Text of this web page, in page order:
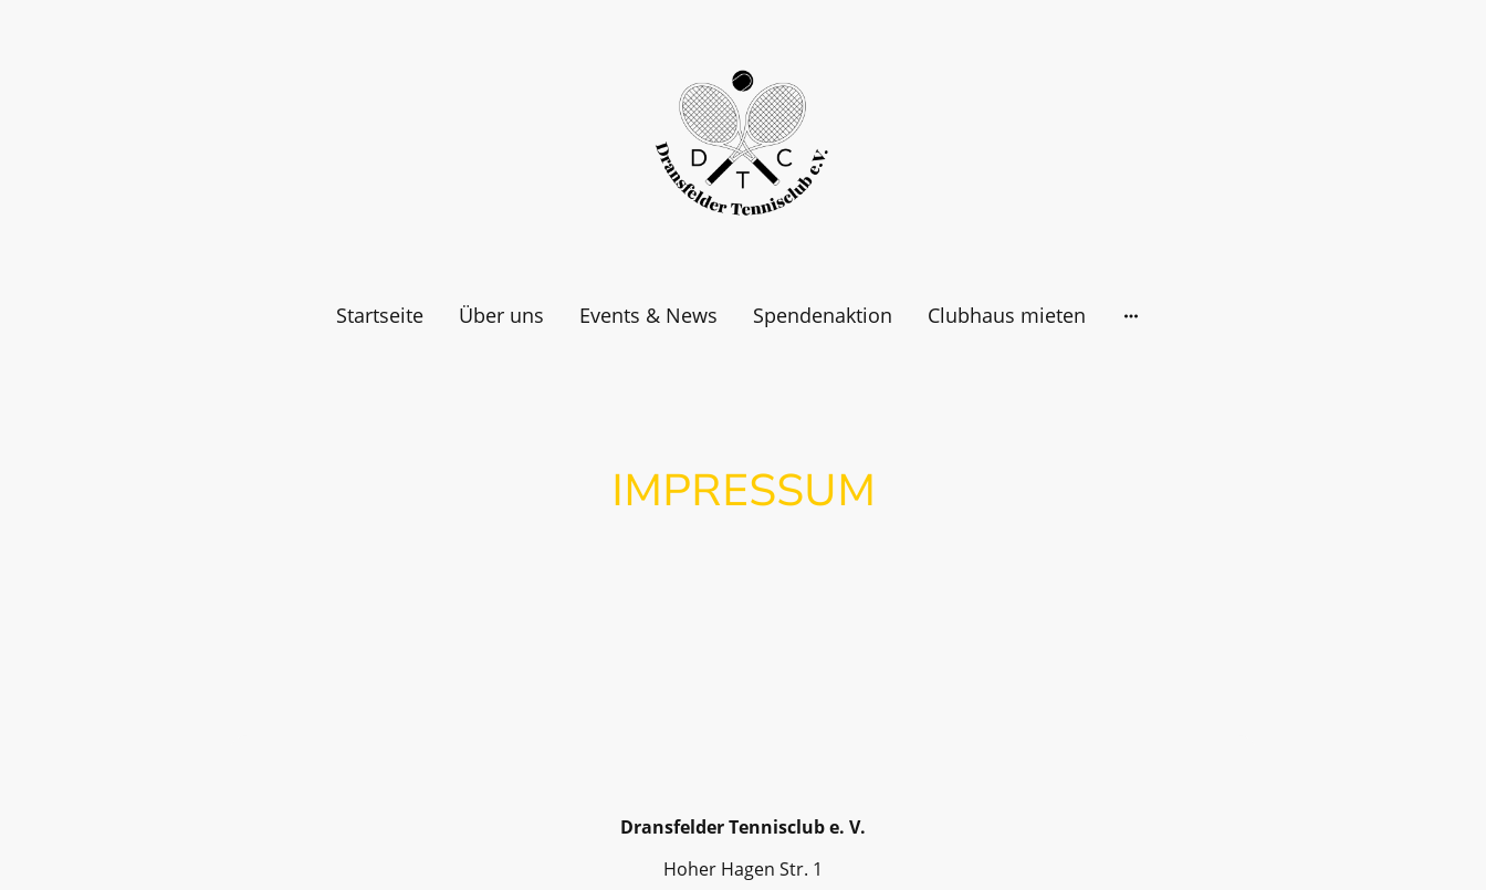
Startseite Über uns Events & News Spendenaktion Clubhaus mieten
IMPRESSUM
Dransfelder Tennisclub e. V.
Hoher Hagen Str. 1